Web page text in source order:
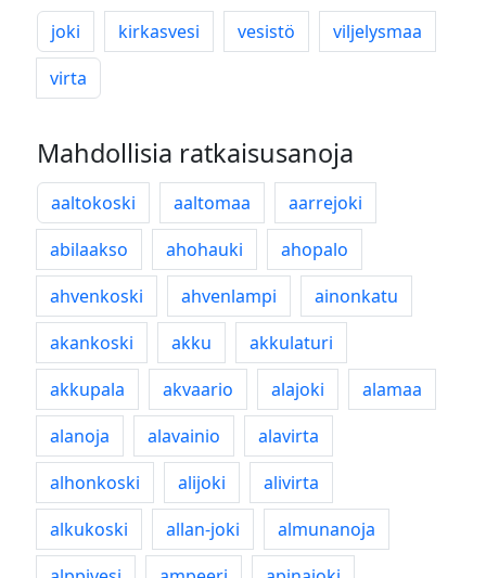
joki kirkasvesi vesistö
viljelysmaa
virta
Mahdollisia ratkaisusanoja
aaltokoski aaltomaa
aarrejoki
abilaakso
ahohauki
ahopalo
ahvenkoski
ahvenlampi
ainonkatu
akankoski
akku
akkulaturi
akkupala
akvaario alajoki
alamaa
alanoja
alavainio
alavirta
alhonkoski
alijoki
alivirta
alkukoski
allan-joki
almunanoja